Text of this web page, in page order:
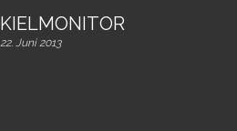
KIELMONITOR
22. Juni 2013